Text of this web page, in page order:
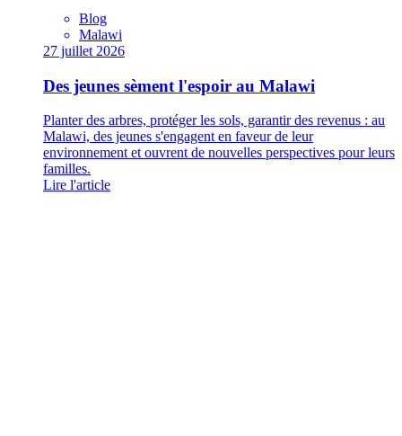
Blog
Malawi
27 juillet 2026
Des jeunes sèment l'espoir au Malawi
Planter des arbres, protéger les sols, garantir des revenus : au
Malawi, des jeunes s'engagent en faveur de leur
environnement et ouvrent de nouvelles perspectives pour leurs
familles.
Lire l'article